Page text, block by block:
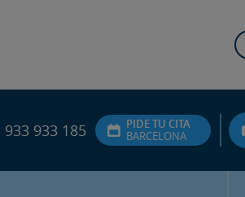
933 933 185
PIDE TU CITA
BARCELONA